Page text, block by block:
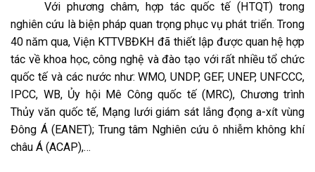
Với phương châm, hợp tác quốc tế (HTQT) trong
nghiên cứu là biện pháp quan trọng phục vụ phát triển. Trong
40 năm qua, Viện KTTVBĐKH đã thiết lập được quan hệ hợp
tác về khoa học, công nghệ và đào tạo với rất nhiều tổ chức
quốc tế và các nước như: WMO, UNDP, GEF, UNEP, UNFCCC,
IPCC, WB, Ủy hội Mê Công quốc tế (MRC), Chương trình
Thủy văn quốc tế, Mạng lưới giám sát lắng đọng a-xít vùng
Đông Á (EANET); Trung tâm Nghiên cứu ô nhiễm không khí
châu Á (ACAP),…